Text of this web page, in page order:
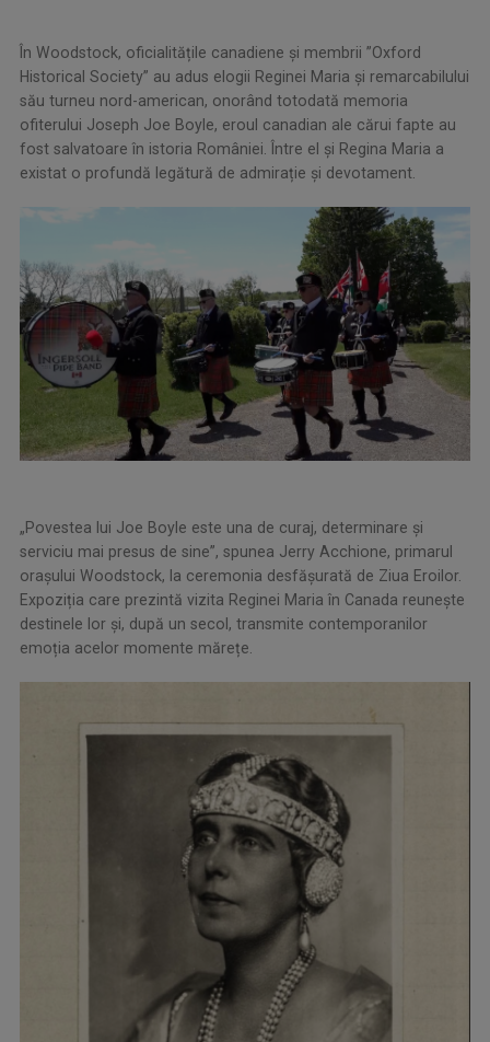
În Woodstock, oficialitățile canadiene și membrii ”Oxford
Historical Society” au adus elogii Reginei Maria și remarcabilului
său turneu nord-american, onorând totodată memoria
ofiterului Joseph Joe Boyle, eroul canadian ale cărui fapte au
fost salvatoare în istoria României. Între el și Regina Maria a
existat o profundă legătură de admirație și devotament.
„Povestea lui Joe Boyle este una de curaj, determinare și
serviciu mai presus de sine”, spunea Jerry Acchione, primarul
orașului Woodstock, la ceremonia desfășurată de Ziua Eroilor.
Expoziția care prezintă vizita Reginei Maria în Canada reunește
destinele lor și, după un secol, transmite contemporanilor
emoția acelor momente mărețe.